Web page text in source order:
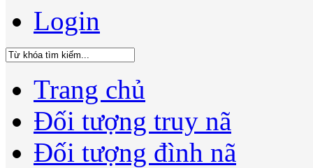
Login
Trang chủ
Đối tượng truy nã
Đối tượng đình nã